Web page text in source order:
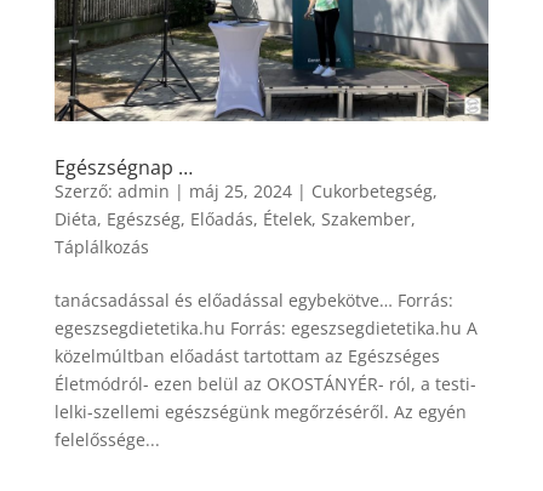
Egészségnap …
Szerző: admin | máj 25, 2024| Cukorbetegség,
Diéta, Egészség, Előadás, Ételek, Szakember,
Táplálkozás
tanácsadással és előadással egybekötve… Forrás:
egeszsegdietetika.hu Forrás: egeszsegdietetika.hu A
közelmúltban előadást tartottam az Egészséges
Életmódról- ezen belül az OKOSTÁNYÉR- ról, a testi-
lelki-szellemi egészségünk megőrzéséről. Az egyén
felelőssége...